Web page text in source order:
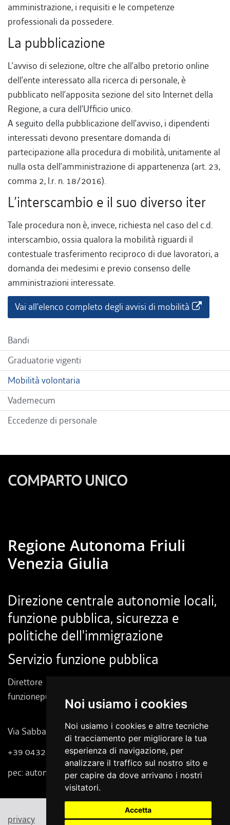
Noi usiamo i cookies
Noi usiamo i cookies e altre tecniche
di tracciamento per migliorare la tua
esperienza di navigazione, per
analizzare il traffico sul nostro sito e
per capire da dove arrivano i nostri
visitatori.
Accetta
amministrazione, i requisiti e le competenze
professionali da possedere.
La pubblicazione
L’avviso di selezione, oltre che all’albo pretorio online
dell’ente interessato alla ricerca di personale, è
pubblicato nell’apposita sezione del sito Internet della
Regione, a cura dell’Ufficio unico.
A seguito della pubblicazione dell’avviso, i dipendenti
interessati devono presentare domanda di
partecipazione alla procedura di mobilità, unitamente al
nulla osta dell’amministrazione di appartenenza (art. 23,
comma 2, l.r. n. 18/2016).
L’interscambio e il suo diverso iter
Tale procedura non è, invece, richiesta nel caso del c.d.
interscambio, ossia qualora la mobilità riguardi il
contestuale trasferimento reciproco di due lavoratori, a
domanda dei medesimi e previo consenso delle
amministrazioni interessate.
Vai all'elenco completo degli avvisi di mobilità
Bandi
Graduatorie vigenti
Mobilità volontaria
Vademecum
Eccedenze di personale
COMPARTO UNICO
Regione Autonoma Friuli
Venezia Giulia
Direzione centrale autonomie locali,
funzione pubblica, sicurezza e
politiche dell'immigrazione
Servizio funzione pubblica
Direttore dott. Massimo Zanelli
funzionepubblica.ud@regione.fvg.it
Via Sabbadini 31 - 33100 Udine
+39 0432 555 111
pec: autonomielocali@certregione.fvg.it
privacy cookie note legali accessibilità